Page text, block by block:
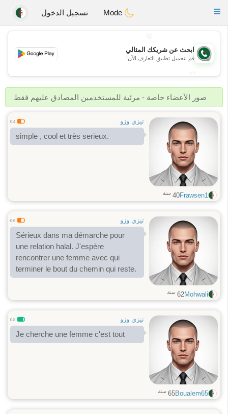
Weshrak
Toggle
تسجيل الدخول
💖
💕
ابحث عن شريكك المثالي
قم بتحميل تطبيق التعارف الآن!
صور الأعضاء خاصة - مرئية للمستخدمين المصادق عليهم فقط
تيزي وزو 0.4
simple , cool et très serieux.
Frawsen1
40 سنة
تيزي وزو 0.6
Sérieux dans ma démarche pour
une relation halal. J'espère
rencontrer une femme avec qui
terminer le bout du chemin qui reste.
Mohwali
62 سنة
تيزي وزو 0.8
Je cherche une femme c'est tout
Boualem65
65 سنة